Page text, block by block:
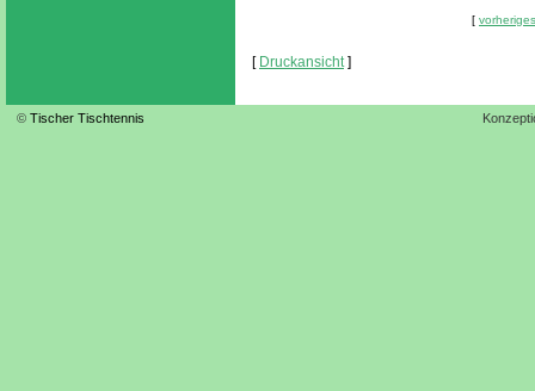
[
[ Druckansicht]
© Tischer Tischtennis